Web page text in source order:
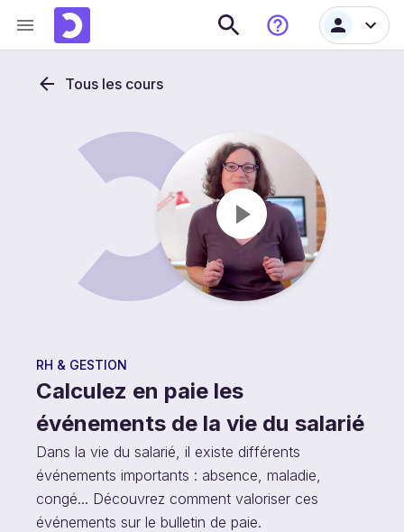
Tous les cours
RH & GESTION
Calculez en paie les
événements de la vie du salarié
Dans la vie du salarié, il existe différents
événements importants : absence, maladie,
congé... Découvrez comment valoriser ces
événements sur le bulletin de paie.